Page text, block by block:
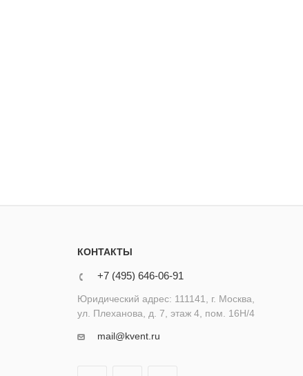
КОНТАКТЫ
+7 (495) 646-06-91
Юридический адрес: 111141, г. Москва,
ул. Плеханова, д. 7, этаж 4, пом. 16Н/4
mail@kvent.ru